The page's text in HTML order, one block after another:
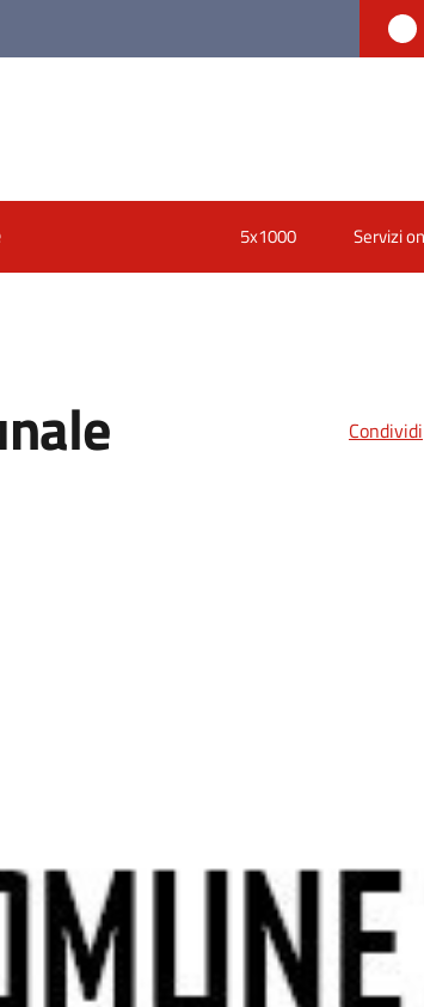
5x1000 Servizi
Condividi